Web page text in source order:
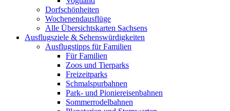
Dorfschönheiten
Wochenendausflüge
Alle Übersichtskarten Sachsens
Ausflugsziele & Sehenswürdigkeiten
Ausflugstipps für Familien
Für Familien
Zoos und Tierparks
Freizeitparks
Schmalspurbahnen
Park- und Pioniereisenbahnen
Sommerrodelbahnen